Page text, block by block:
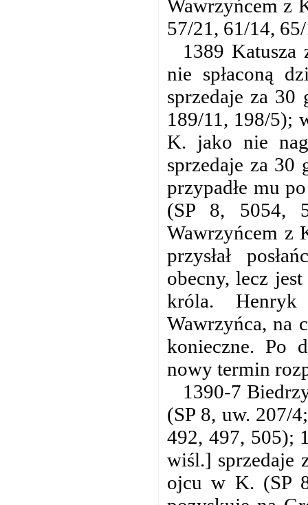
Wawrzyńcem z
57/21, 61/14,
1389
nie spłaconą
sprzedaje za
189/11, 198/5);
K. jako nie
sprzedaje za 30
przypadłe mu
(SP 8, 5054,
Wawrzyńcem z
przysłał
obecny, lecz
króla.
Wawrzyńca, na
konieczne. Po
nowy termin
1390-7
(SP 8, uw. 207/
492, 497, 505);
wiśl.] sprzedaje
ojcu w K. (SP